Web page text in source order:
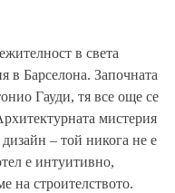
в света
в Барселона. Започната
Гауди, тя все още се
мистерия
– той никога не е
е интуитивно,
на строителството.